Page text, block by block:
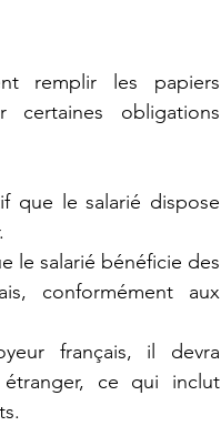
remplir les papiers
certaines obligations
que le salarié dispose
le salarié bénéficie des
conformément aux
français, il devra
ce qui inclut